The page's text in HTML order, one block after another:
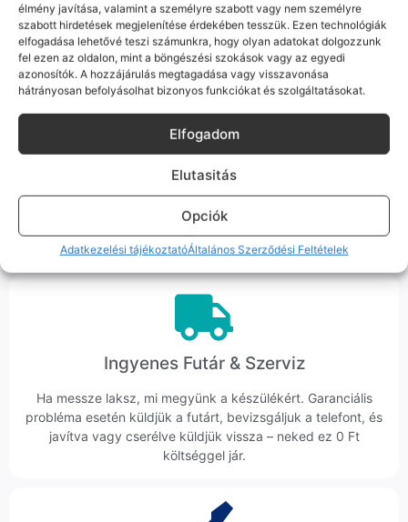
élmény javítása, valamint a személyre szabott vagy nem személyre
szabott hirdetések megjelenítése érdekében tesszük. Ezen technológiák
elfogadása lehetővé teszi számunkra, hogy olyan adatokat dolgozzunk
fel ezen az oldalon, mint a böngészési szokások vagy az egyedi
azonosítók. A hozzájárulás megtagadása vagy visszavonása
hátrányosan befolyásolhat bizonyos funkciókat és szolgáltatásokat.
Elfogadom
Elutasitás
Opciók
Adatkezelési tájékoztatóÁltalános Szerződési Feltételek
ember veszi fel a telefont, és személyesen is megtalálsz
minket Szegeden.
Korrekt Ügyintézés
Hibázni emberi dolog, de a felelősségvállalás nálunk alap.
hanem megoldást. Szakértő kollégáink azonnal kézbe
veszik az ügyedet.
Ingyenes Futár & Szerviz
Ha messze laksz, mi megyünk a készülékért. Garanciális
probléma esetén küldjük a futárt, bevizsgáljuk a telefont, és
javítva vagy cserélve küldjük vissza – neked ez 0 Ft
költséggel jár.